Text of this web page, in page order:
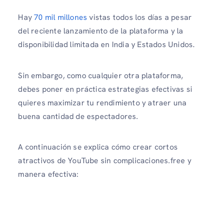
Hay70 mil millones vistas todos los días a pesar
del reciente lanzamiento de la plataforma y la
disponibilidad limitada en India y Estados Unidos.
Sin embargo, como cualquier otra plataforma,
debes poner en práctica estrategias efectivas si
quieres maximizar tu rendimiento y atraer una
buena cantidad de espectadores.
A continuación se explica cómo crear cortos
atractivos de YouTube sin complicaciones.free y
manera efectiva: